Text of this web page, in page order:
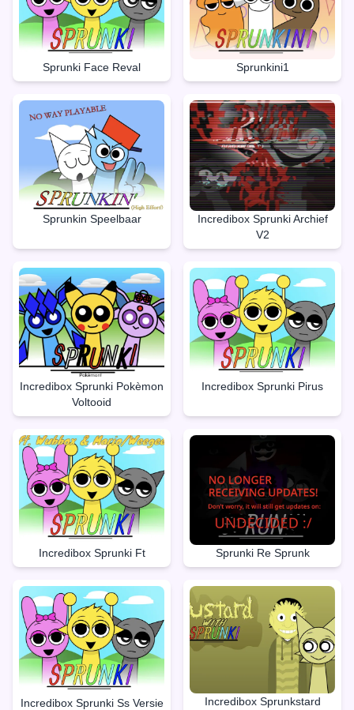
Sprunki Face Reval Sprunkini1
Sprunkin Speelbaar
Incredibox Sprunki Archief
V2
Incredibox Sprunki Pokèmon
Voltooid
Incredibox Sprunki Pirus
Incredibox Sprunki Ft Sprunki Re Sprunk
Incredibox Sprunki Ss Versie Incredibox Sprunkstard